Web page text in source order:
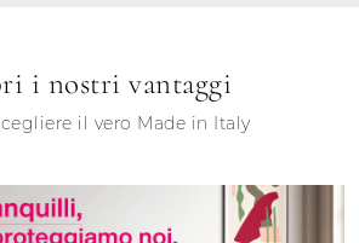
i nostri vantaggi
il vero Made in Italy